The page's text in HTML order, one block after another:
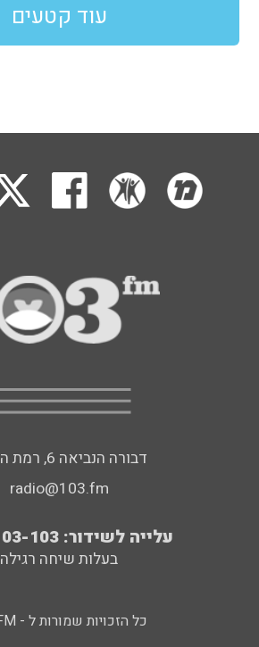
עוד קטעים
דבורה הנביאה 6, רמת השרון
radio@103.fm
עלייה לשידור: 0552-103-103
בעלות שיחה רגילה
כל הזכויות שמורות ל - 103FM